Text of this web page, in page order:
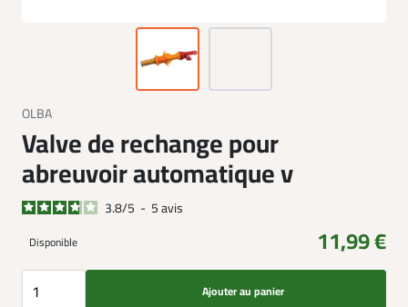
OLBA
Valve de rechange pour
abreuvoir automatique v
3.8/5 - 5avis
Disponible 11,99 €
Ajouter au panier